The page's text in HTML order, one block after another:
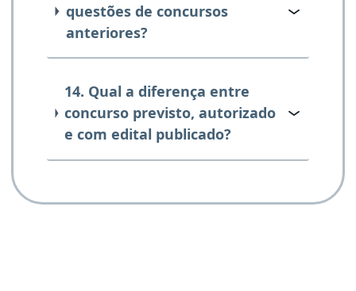
questões de concursos
anteriores?
14. Qual a diferença entre
concurso previsto, autorizado
e com edital publicado?